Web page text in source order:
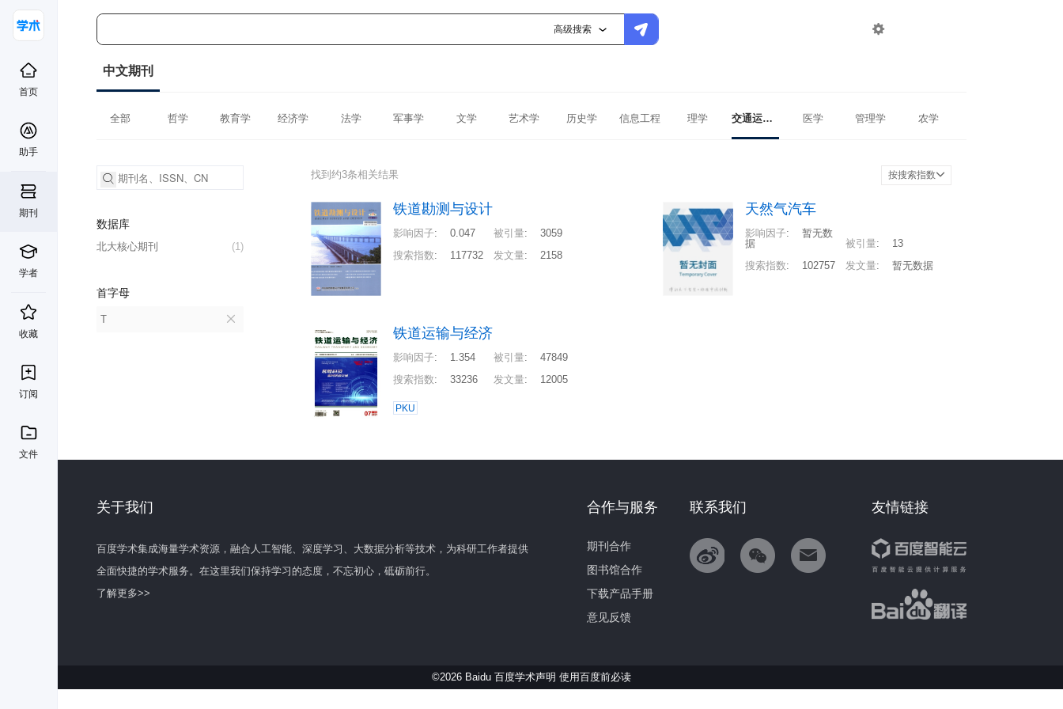
高级搜索 
首页
助手
期刊
学者
收藏
订阅
文件
中文期刊
全部 哲学 教育学 经济学 法学 军事学 文学 艺术学 历史学 信息工程 理学 交通运输工程 医学 管理学 农学
数据库
(1)
北大核心期刊
首字母
T
找到约3条相关结果 按搜索指数
铁道勘测与设计
影响因子: 0.047 被引量:
3059
搜索指数: 117732 发文量: 2158
天然气汽车
影响因子:
暂无数
据
被引量:
13
搜索指数: 102757 发文量: 暂无数据
铁道运输与经济
影响因子: 1.354 被引量:
47849
搜索指数: 33236 发文量: 12005
PKU
关于我们
百度学术集成海量学术资源，融合人工智能、深度学习、大数据分析等技术，为科研工作者提供
全面快捷的学术服务。在这里我们保持学习的态度，不忘初心，砥砺前行。
了解更多>>
友情链接
联系我们
合作与服务
期刊合作
图书馆合作
下载产品手册
意见反馈
©2026 Baidu 百度学术声明 使用百度前必读